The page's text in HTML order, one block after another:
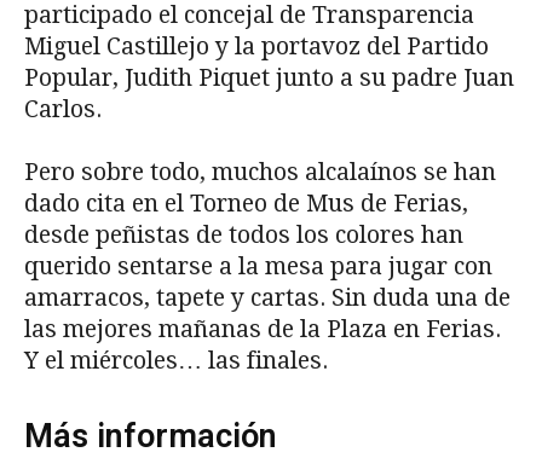
participado el concejal de Transparencia
Miguel Castillejo y la portavoz del Partido
Popular, Judith Piquet junto a su padre Juan
Carlos.
Pero sobre todo, muchos alcalaínos se han
dado cita en el Torneo de Mus de Ferias,
desde peñistas de todos los colores han
querido sentarse a la mesa para jugar con
amarracos, tapete y cartas. Sin duda una de
las mejores mañanas de la Plaza en Ferias.
Y el miércoles… las finales.
Más información